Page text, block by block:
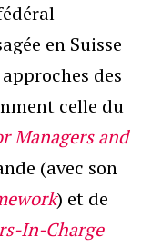
en Suisse
des
celle du
Managers and
(avec son
) et de
In-Charge